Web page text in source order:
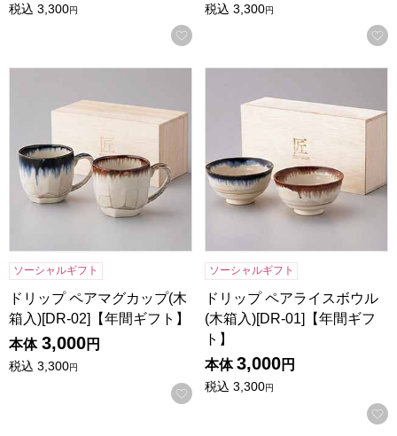
税込 3,300円
お気に入りに登録する
税込 3,300円
ソーシャルギフト
ドリップ ペアマグカップ(木
箱入)[DR-02]【年間ギフト】
本体 3,000円
税込 3,300円
お気に入りに登録する
ソーシャルギフト
ドリップ ペアライスボウル
(木箱入)[DR-01]【年間ギフ
ト】
本体 3,000円
税込 3,300円